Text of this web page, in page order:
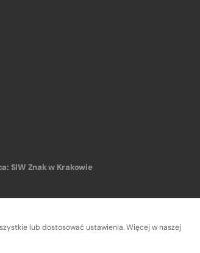
SIW Znak w Krakowie
lub dostosować ustawienia. Więcej w naszej